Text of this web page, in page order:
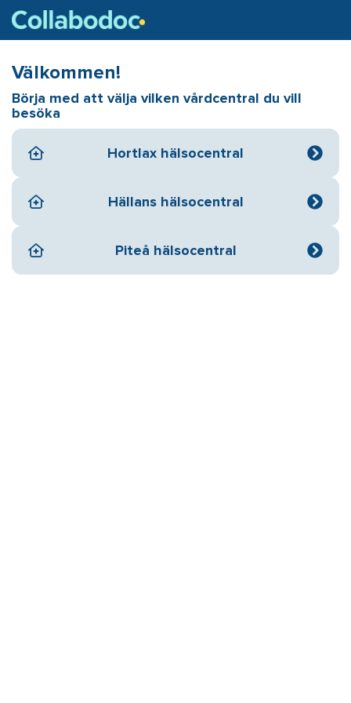
Välkommen!
Börja med att välja vilken vårdcentral du vill
besöka
Hortlax hälsocentral
Hällans hälsocentral
Piteå hälsocentral